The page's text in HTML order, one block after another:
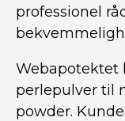
professionel
Webapotektet
perlepulver til
powder.